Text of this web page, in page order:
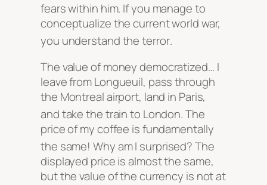
fears within him. If you manage to
conceptualize the current world war,
you understand the terror.
The value of money democratized… I
leave from Longueuil, pass through
the Montreal airport, land in Paris,
and take the train to London. The
price of my coffee is fundamentally
the same! Why am I surprised? The
displayed price is almost the same,
but the value of the currency is not at